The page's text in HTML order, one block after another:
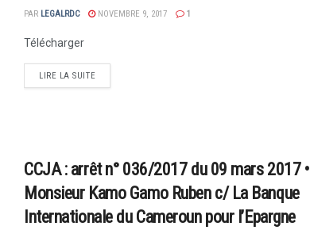
PAR LEGALRDC NOVEMBRE 9, 2017 1
Télécharger
LIRE LA SUITE
CCJA : arrêt n° 036/2017 du 09 mars 2017 •
Monsieur Kamo Gamo Ruben c/ La Banque
Internationale du Cameroun pour l’Epargne